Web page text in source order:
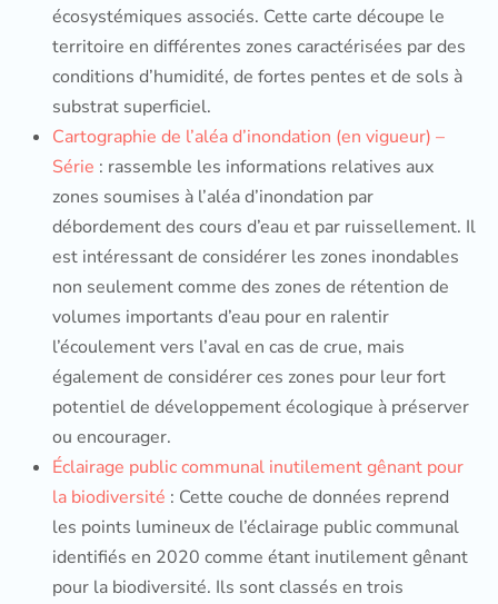
écosystémiques associés. Cette carte découpe le
territoire en différentes zones caractérisées par des
conditions d’humidité, de fortes pentes et de sols à
substrat superficiel.
Cartographie de l’aléa d’inondation (en vigueur) –
Série : rassemble les informations relatives aux
zones soumises à l’aléa d’inondation par
débordement des cours d’eau et par ruissellement. Il
est intéressant de considérer les zones inondables
non seulement comme des zones de rétention de
volumes importants d’eau pour en ralentir
l’écoulement vers l’aval en cas de crue, mais
également de considérer ces zones pour leur fort
potentiel de développement écologique à préserver
ou encourager.
Éclairage public communal inutilement gênant pour
la biodiversité : Cette couche de données reprend
les points lumineux de l’éclairage public communal
identifiés en 2020 comme étant inutilement gênant
pour la biodiversité. Ils sont classés en trois